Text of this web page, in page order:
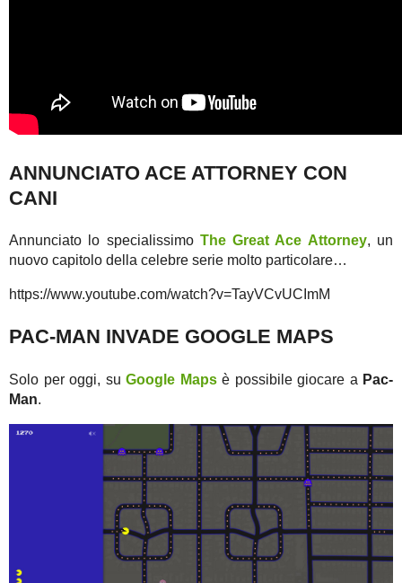
ANNUNCIATO ACE ATTORNEY CON
CANI
Annunciato lo specialissimo The Great Ace Attorney, un
nuovo capitolo della celebre serie molto particolare…
https://www.youtube.com/watch?v=TayVCvUCImM
PAC-MAN INVADE GOOGLE MAPS
Solo per oggi, su Google Mapsè possibile giocare a Pac-
Man.